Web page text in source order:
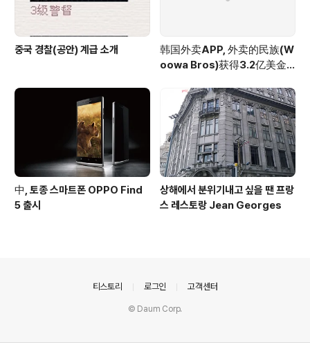
중국 경찰(공안) 계급 소개
韩国外卖APP, 外卖的民族(W
oowa Bros)获得3.2亿美金
中, 토종 스마트폰 OPPO Find
5 출시
상해에서 분위기내고 싶을 땐 프랑
스 레스토랑 Jean Georges
티스토리 로그인 고객센터
© Daum Corp.